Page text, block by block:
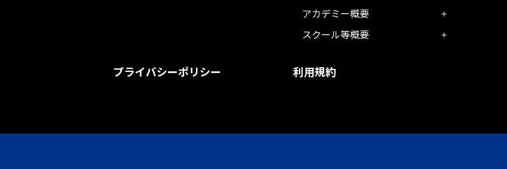
アカデミー概要
スクール等概要
プライバシーポリシー 利用規約